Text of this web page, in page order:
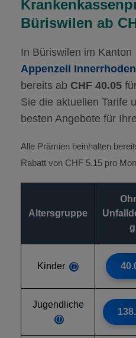
Büriswilen ab
In Büriswilen im Kanton
Appenzell Innerrhoden
bereits ab CHF 40.05
Sie die aktuellen Tarife
besten Angebote für
Alle Prämien beinhalten
Rabatt von CHF 5.15 pro
Altersgruppe
g
Kinder ⓘ
Jugendliche
ⓘ